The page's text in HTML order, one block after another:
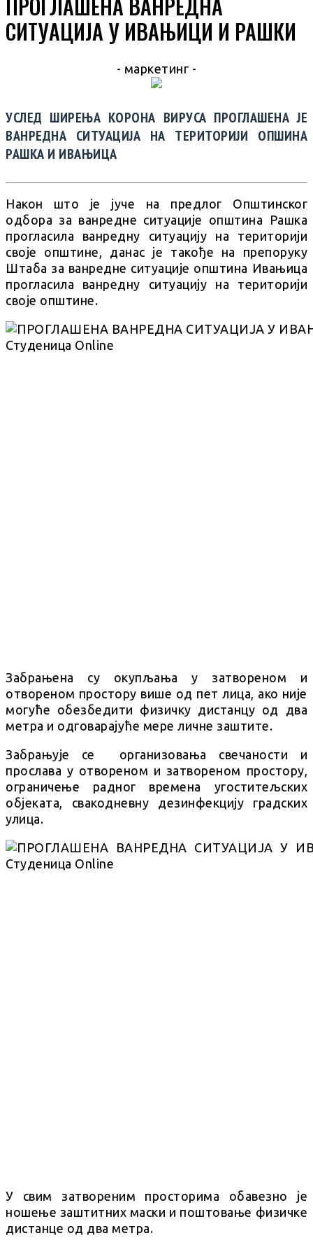
СИТУАЦИЈА У ИВАЊИЦИ И РАШКИ
- маркетинг -
УСЛЕД ШИРЕЊА КОРОНА ВИРУСА ПРОГЛАШЕНА ЈЕ
ВАНРЕДНА СИТУАЦИЈА НА ТЕРИТОРИЈИ ОПШИНА
РАШКА И ИВАЊИЦА
Након што је јуче на предлог Општинског
одбора за ванредне ситуације општина Рашка
прогласила ванредну ситуацију на територији
своје општине, данас је такође на препоруку
Штаба за ванредне ситуације општина Ивањица
прогласила ванредну ситуацију на територији
своје општине.
Забрањена су окупљања у затвореном и
отвореном простору више од пет лица, ако није
могуће обезбедити физичку дистанцу од два
метра и одговарајуће мере личне заштите.
Забрањује се организовања свечаности и
прослава у отвореном и затвореном простору,
ограничење радног времена угоститељских
објеката, свакодневну дезинфекцију градских
улица.
У свим затвореним просторима обавезно је
ношење заштитних маски и поштовање физичке
дистанце од два метра.